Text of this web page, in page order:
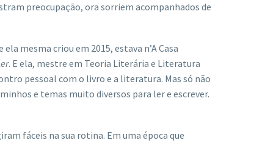
preocupação, ora sorriem acompanhados de
mesma criou em 2015, estava n’A Casa
. E ela, mestre em Teoria Literária e Literatura
pessoal com o livro e a literatura. Mas só não
e temas muito diversos para ler e escrever.
fáceis na sua rotina. Em uma época que